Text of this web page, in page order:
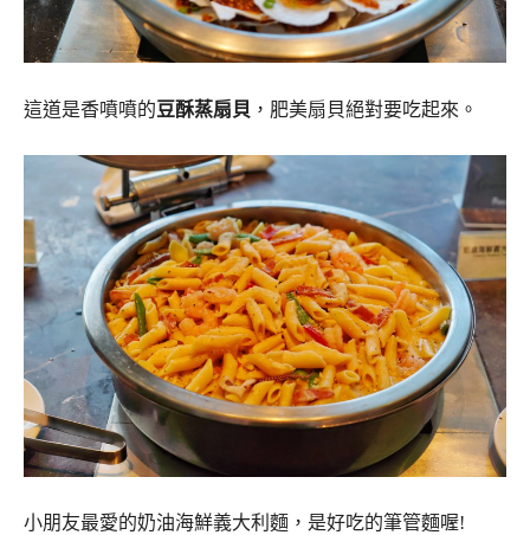
這道是香噴噴的豆酥蒸扇貝 ，肥美扇貝絕對要吃起來。
小朋友最愛的奶油海鮮義大利麵，是好吃的筆管麵喔!